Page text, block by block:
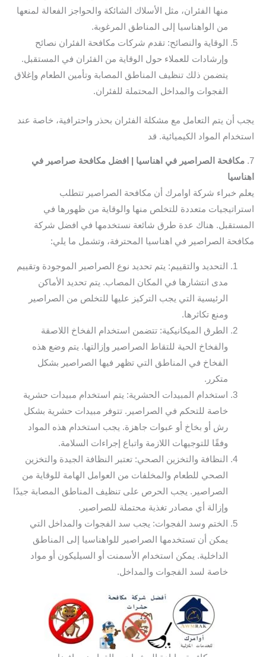
منها الفئران، مثل الأسلاك الشائكة والحواجز الفعالة لمنعها
من الواهناسيا إلى المناطق المرغوبة.
الوقاية والنصائح: تقدم شركات مكافحة الفئران نصائح
وإرشادات للعملاء حول الوقاية من الفئران في المستقبل.
يتضمن ذلك تنظيف المناطق المصابة وتأمين الطعام وإغلاق
الفجوات والمداخل المحتملة للفئران.
يجب أن يتم التعامل مع مشكلة الفئران بحذر واحترافية، خاصة عند
استخدام المواد الكيميائية. قد
7. مكافحة الصراصير في اهناسيا | افضل مكافحة صراصير في
اهناسيا
يعلم خبراء شركة اوامرك أن مكافحة الصراصير تتطلب
استراتيجيات متعددة للتخلص منها والوقاية من ظهورها في
المستقبل. هناك عدة طرق شائعة نستخدمها في افضل شركة
مكافحة الصراصير في اهناسيا المحترفة، وتشمل ما يلي:
التحديد والتقييم: يتم تحديد نوع الصراصير الموجودة وتقييم
مدى انتشارها في المكان المصاب. يتم تحديد الأماكن
الرئيسية التي يجب التركيز عليها للتخلص من الصراصير
ومنع تكاثرها.
الطرق الميكانيكية: تتضمن استخدام الفخاخ اللاصقة
والفخاخ الحية للتقاط الصراصير وإزالتها. يتم وضع هذه
الفخاخ في المناطق التي تظهر فيها الصراصير بشكل
متكرر.
استخدام المبيدات الحشرية: يتم استخدام مبيدات حشرية
خاصة للتحكم في الصراصير. تتوفر مبيدات حشرية بشكل
رش أو بخاخ أو عبوات جاهزة. يجب استخدام هذه المواد
وفقًا للتوجيهات اللازمة واتباع إجراءات السلامة.
النظافة والتخزين الصحي: تعتبر النظافة الجيدة والتخزين
الصحي للطعام والمخلفات من العوامل الهامة للوقاية من
الصراصير. يجب الحرص على تنظيف المناطق المصابة جيدًا
وإزالة أي مصادر تغذية محتملة للصراصير.
الختم وسد الفجوات: يجب سد الفجوات والمداخل التي
يمكن أن تستخدمها الصراصير للواهناسيا إلى المناطق
الداخلية. يمكن استخدام الأسمنت أو السيليكون أو مواد
خاصة لسد الفجوات والمداخل.